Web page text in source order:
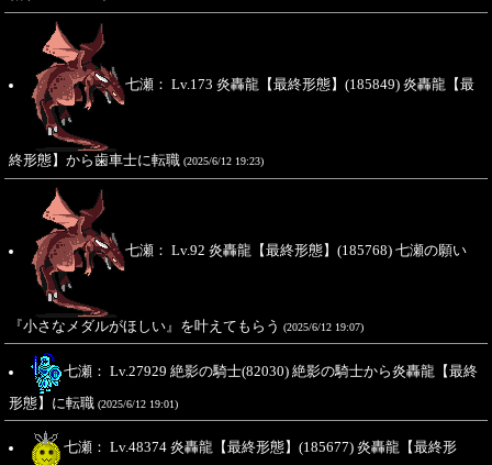
七瀬： Lv.173 炎轟龍【最終形態】(185849) 炎轟龍【最
終形態】から歯車士に転職 (2025/6/12 19:23)
七瀬： Lv.92 炎轟龍【最終形態】(185768) 七瀬の願い
『小さなメダルがほしい』を叶えてもらう (2025/6/12 19:07)
七瀬： Lv.27929 絶影の騎士(82030) 絶影の騎士から炎轟龍【最終
形態】に転職 (2025/6/12 19:01)
七瀬： Lv.48374 炎轟龍【最終形態】(185677) 炎轟龍【最終形